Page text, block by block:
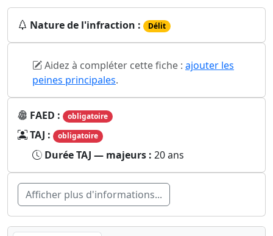
Nature de l'infraction : Délit
Aidez à compléter cette fiche : ajouter les
peines principales.
FAED : obligatoire
TAJ : obligatoire
Durée TAJ — majeurs : 20 ans
Afficher plus d'informations...